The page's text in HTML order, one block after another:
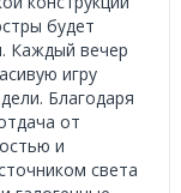
будет
Каждый вечер
игру
Благодаря
от
и
света